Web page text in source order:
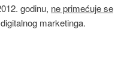
godinu, ne primećuje se
marketinga.